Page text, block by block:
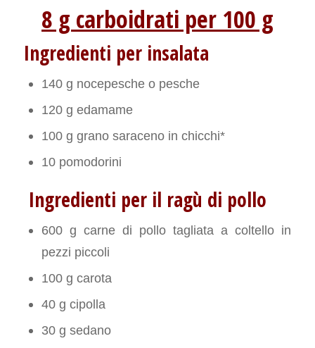
8 g carboidrati per 100 g
Ingredienti per insalata
140 g nocepesche o pesche
120 g edamame
100 g grano saraceno in chicchi*
10 pomodorini
Ingredienti per il ragù di pollo
600 g carne di pollo tagliata a coltello in
pezzi piccoli
100 g carota
40 g cipolla
30 g sedano